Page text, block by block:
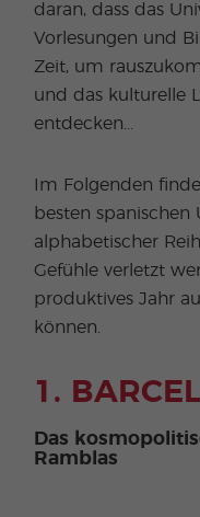
daran, dass das
Vorlesungen und
Zeit, um
und das kulturelle
entdecken...
Im Folgenden
besten spanischen
alphabetischer
Gefühle verletzt
produktives Jahr
können.
1.
Das
Ramblas